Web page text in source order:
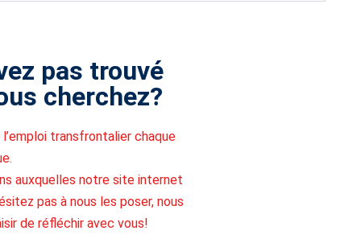
pas trouvé
cherchez?
transfrontalier chaque
auxquelles notre site internet
pas à nous les poser, nous
de réfléchir avec vous!